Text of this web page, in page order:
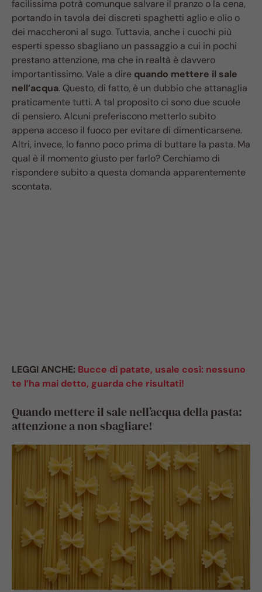
facilissima potrà comunque salvare il pranzo o la cena,
portando in tavola dei discreti spaghetti aglio e olio o
dei maccheroni al sugo. Tuttavia, anche i cuochi più
esperti spesso sbagliano un passaggio a cui in pochi
prestano attenzione, ma che in realtà è davvero
importantissimo. Vale a dire quando mettere il sale
nell’acqua. Questo, di fatto, è un dubbio che attanaglia
praticamente tutti. A tal proposito ci sono due scuole
di pensiero. Alcuni preferiscono metterlo subito
appena acceso il fuoco per evitare di dimenticarsene.
Altri, invece, lo fanno poco prima di buttare la pasta. Ma
qual è il momento giusto per farlo? Cerchiamo di
rispondere subito a questa domanda apparentemente
scontata.
LEGGI ANCHE: Bucce di patate, usale così: nessuno
te l’ha mai detto, guarda che risultati!
Quando mettere il sale nell’acqua della pasta:
attenzione a non sbagliare!